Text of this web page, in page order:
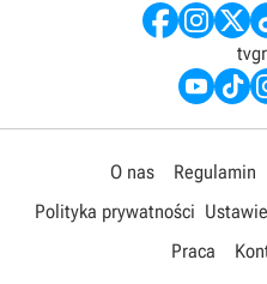
O nas Regulamin
Polityka prywatności
Praca